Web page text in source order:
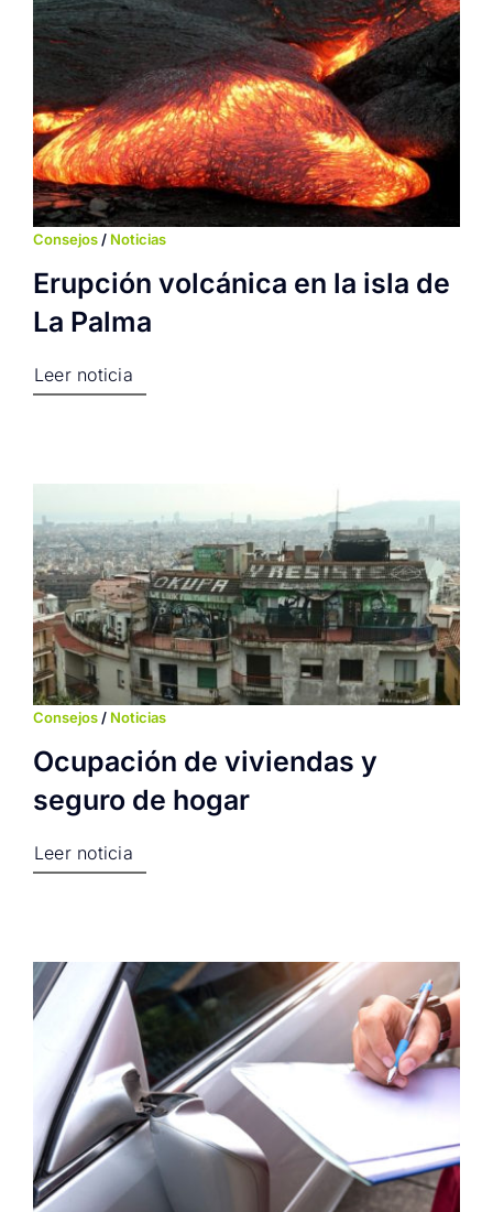
Consejos/ Noticias
Erupción volcánica en la isla de
La Palma
Leer noticia
Consejos/ Noticias
Ocupación de viviendas y
seguro de hogar
Leer noticia